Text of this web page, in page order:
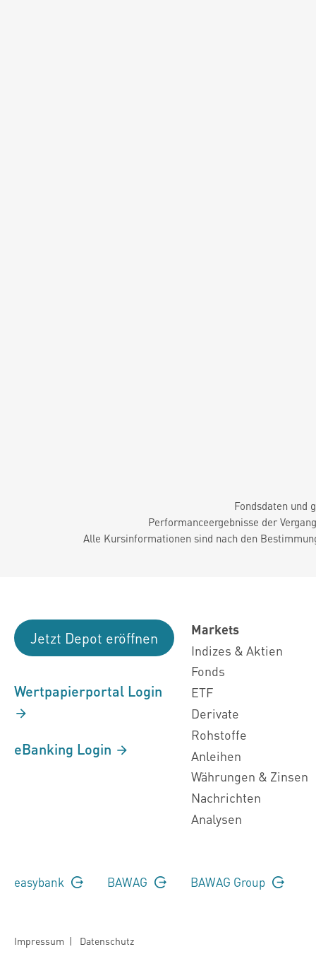
Fondsdaten und
Performanceergebnisse der
Alle Kursinformationen sind nach den
Jetzt Depot eröffnen
Wertpapierportal Login
eBanking Login
Markets
Indizes & Aktien
Fonds
ETF
Derivate
Rohstoffe
Anleihen
Währungen & Zinsen
Nachrichten
Analysen
easybank BAWAG BAWAG Group
Impressum | Datenschutz